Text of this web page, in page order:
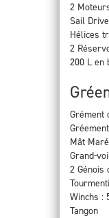
2
Sail
Hélices
2
200 L en
Grément
Mât
Grand-
2
Winchs :
Tangon